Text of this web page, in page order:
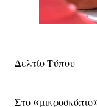
Δελτίο Τύπου
Στο